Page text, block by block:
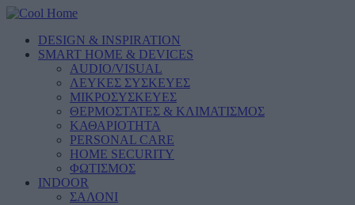
DESIGN & INSPIRATION
SMART HOME & DEVICES
AUDIO/VISUAL
ΛΕΥΚΕΣ ΣΥΣΚΕΥΕΣ
ΜΙΚΡΟΣΥΣΚΕΥΕΣ
ΘΕΡΜΟΣΤΑΤΕΣ & ΚΛΙΜΑΤΙΣΜΟΣ
ΚΑΘΑΡΙΟΤΗΤΑ
PERSONAL CARE
HOME SECURITY
ΦΩΤΙΣΜΟΣ
INDOOR
ΣΑΛΟΝΙ